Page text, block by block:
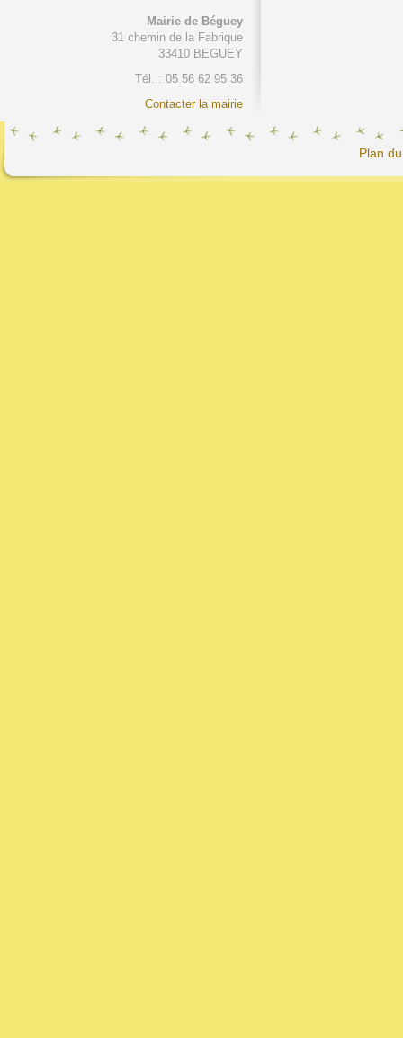
Mairie de Béguey
31 chemin de la Fabrique
33410 BEGUEY
Tél. : 05 56 62 95 36
Contacter la mairie
Plan